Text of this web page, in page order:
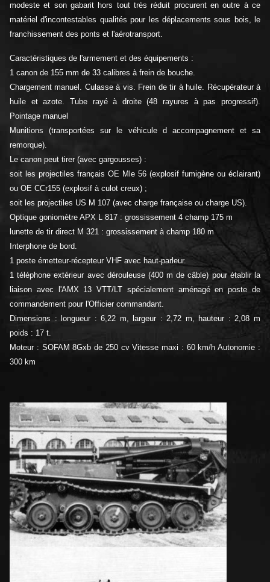
modeste et son gabarit hors tout très réduit procurent en outre à ce
matériel d'incontestables qualités pour les déplacements sous bois, le
franchissement des ponts et l'aérotransport.
Caractéristiques de l'armement et des équipements :
1 canon de 155 mm de 33 calibres à frein de bouche.
Chargement manuel. Culasse à vis. Frein de tir à huile. Récupérateur à
huile et azote. Tube rayé à droite (48 rayures à pas progressif).
Pointage manuel
Munitions (transportées sur le véhicule d accompagnement et sa
remorque).
Le canon peut tirer (avec gargousses) :
soit les projectiles français OE Mle 56 (explosif fumigène ou éclairant)
ou OE CCr155 (explosif à culot creux) ;
soit les projectiles US M 107 (avec charge française ou charge US).
Optique goniomètre APX L 817 : grossissement 4 champ 175 m
lunette de tir direct M 321 : grossissement à champ 180 m
Interphone de bord.
1 poste émetteur-récepteur VHF avec haut-parleur.
1 téléphone extérieur avec dérouleuse (400 m de câble) pour établir la
liaison avec l'AMX 13 VTT/LT spécialement aménagé en poste de
commandement pour l'Officier commandant.
Dimensions : longueur : 6,22 m, largeur : 2,72 m, hauteur : 2,08 m
poids : 17 t.
Moteur : SOFAM 8Gxb de 250 cv Vitesse maxi : 60 km/h Autonomie :
300 km